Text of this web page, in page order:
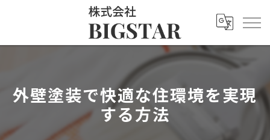
外壁塗装で快適な住環境を実現
する方法